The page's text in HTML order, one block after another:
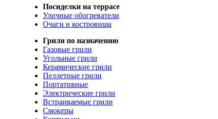
Посиделки на террасе
Уличные обогреватели
Очаги и костровища
Грили по назначению
Газовые грили
Угольные грили
Керамические грили
Пеллетные грили
Портативные
Электрические грили
Встраиваемые грили
Смокеры